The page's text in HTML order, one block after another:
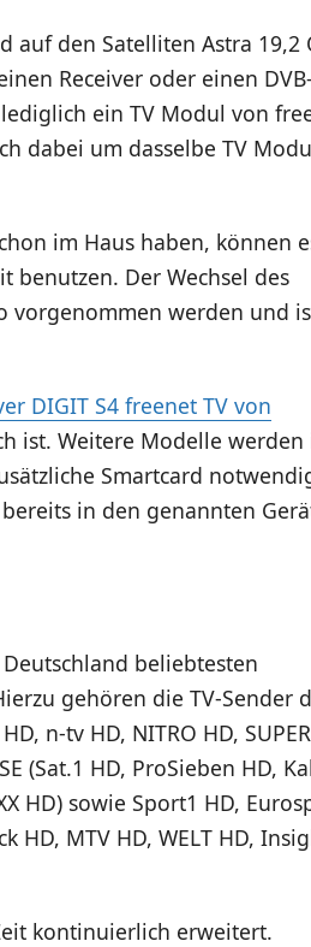
auf den Satelliten Astra 19,2
Receiver oder einen
ein TV Modul von
dabei um dasselbe TV
im Haus haben, können
benutzen. Der Wechsel des
vorgenommen werden und
DIGIT S4 freenet TV von
ist. Weitere Modelle werden
Smartcard
in den genannten
beliebtesten
gehören die TV-Sender
n-tv HD, NITRO HD,
(Sat.1 HD, ProSieben HD,
HD) sowie Sport1 HD,
HD, MTV HD, WELT HD,
kontinuierlich erweitert.